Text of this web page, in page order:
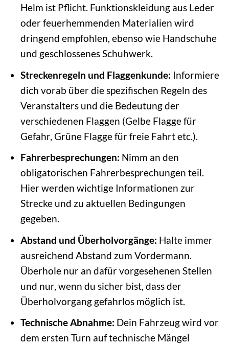
Helm ist Pflicht. Funktionskleidung aus Leder
oder feuerhemmenden Materialien wird
dringend empfohlen, ebenso wie Handschuhe
und geschlossenes Schuhwerk.
Streckenregeln und Flaggenkunde: Informiere
dich vorab über die spezifischen Regeln des
Veranstalters und die Bedeutung der
verschiedenen Flaggen (Gelbe Flagge für
Gefahr, Grüne Flagge für freie Fahrt etc.).
Fahrerbesprechungen: Nimm an den
obligatorischen Fahrerbesprechungen teil.
Hier werden wichtige Informationen zur
Strecke und zu aktuellen Bedingungen
gegeben.
Abstand und Überholvorgänge: Halte immer
ausreichend Abstand zum Vordermann.
Überhole nur an dafür vorgesehenen Stellen
und nur, wenn du sicher bist, dass der
Überholvorgang gefahrlos möglich ist.
Technische Abnahme: Dein Fahrzeug wird vor
dem ersten Turn auf technische Mängel